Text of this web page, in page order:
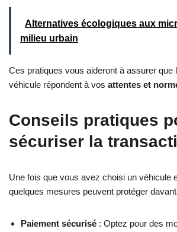
Alternatives écologiques aux
milieu urbain
Ces pratiques vous aideront à assurer que
véhicule répondent à vos attentes et
Conseils pratiques
sécuriser la
Une fois que vous avez choisi un véhicule
quelques mesures peuvent protéger
Paiement sécurisé : Optez pour des